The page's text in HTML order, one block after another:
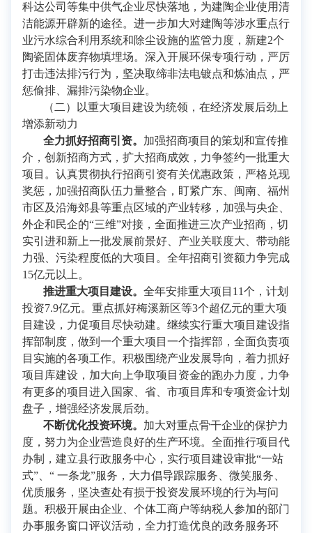
科达公司等集中供气企业尽快落地，为建陶企业使用清
洁能源开辟新的途径。进一步加大对建陶等涉水重点行
业污水综合利用系统和除尘设施的监管力度，新建2个
陶瓷固体废弃物填埋场。深入开展环保专项行动，严厉
打击违法排污行为，坚决取缔非法电镀点和炼油点，严
惩偷排、漏排污染物企业。
（二）以重大项目建设为统领，在经济发展后劲上
增添新动力
全力抓好招商引资。 加强招商项目的策划和宣传推
介，创新招商方式，扩大招商成效，力争签约一批重大
项目。认真贯彻执行招商引资有关优惠政策，严格兑现
奖惩，加强招商队伍力量整合，盯紧广东、闽南、福州
市区及沿海郊县等重点区域的产业转移，加强与央企、
外企和民企的“三维”对接，全面推进三次产业招商，切
实引进和新上一批发展前景好、产业关联度大、带动能
力强、污染程度低的大项目。全年招商引资额力争完成
15亿元以上。
推进重大项目建设。 全年安排重大项目11个，计划
投资7.9亿元。重点抓好梅溪新区等3个超亿元的重大项
目建设，力促项目尽快动建。继续实行重大项目建设指
挥部制度，做到一个重大项目一个指挥部，全面负责项
目实施的各项工作。积极围绕产业发展导向，着力抓好
项目库建设，加大向上争取项目资金的跑办力度，力争
有更多的项目进入国家、省、市项目库和专项资金计划
盘子，增强经济发展后劲。
不断优化投资环境。 加大对重点骨干企业的保护力
度，努力为企业营造良好的生产环境。全面推行项目代
办制，建立县行政服务中心，实行项目建设审批“一站
式”、“ 一条龙”服务，大力倡导跟踪服务、微笑服务、
优质服务，坚决查处有损于投资发展环境的行为与问
题。积极开展由企业、个体工商户等纳税人参加的部门
办事服务窗口评议活动，全力打造优良的政务服务环